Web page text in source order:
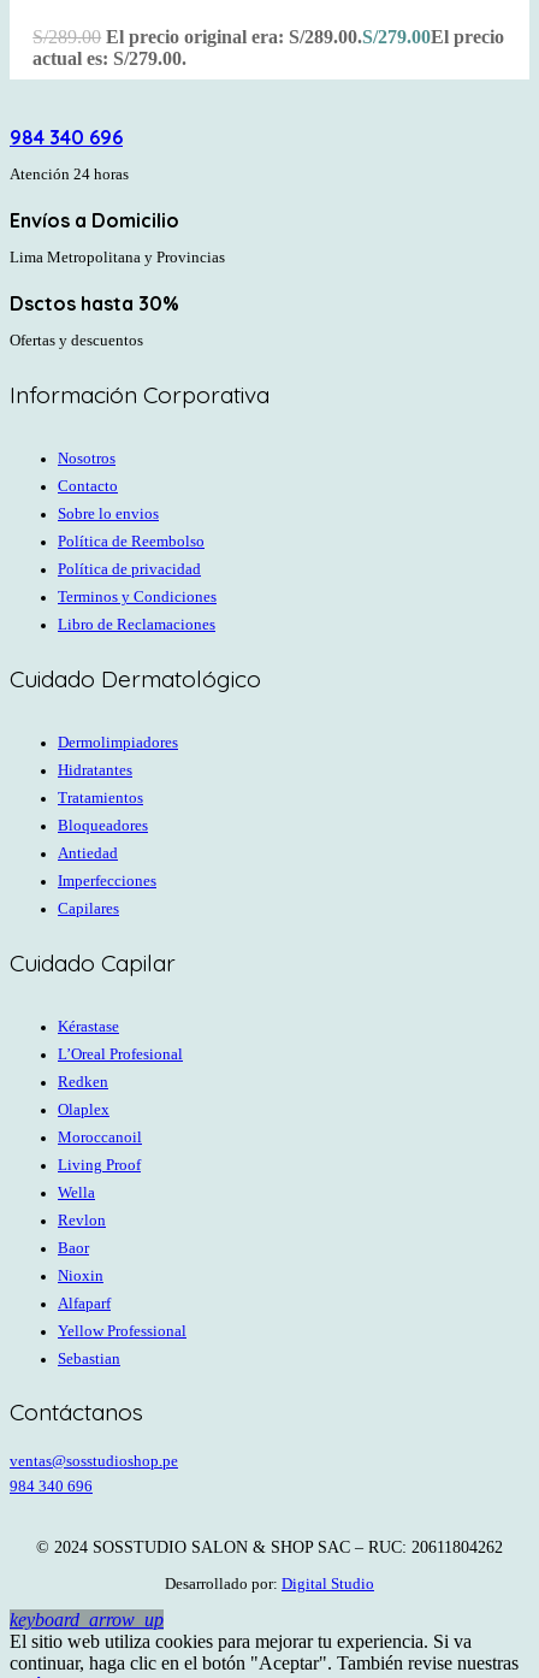
S/289.00 El precio original era: S/289.00.S/279.00El precio
actual es: S/279.00.
984 340 696
Atención 24 horas
Envíos a Domicilio
Lima Metropolitana y Provincias
Dsctos hasta 30%
Ofertas y descuentos
Información Corporativa
Nosotros
Contacto
Sobre lo envios
Política de Reembolso
Política de privacidad
Terminos y Condiciones
Libro de Reclamaciones
Cuidado Dermatológico
Dermolimpiadores
Hidratantes
Tratamientos
Bloqueadores
Antiedad
Imperfecciones
Capilares
Cuidado Capilar
Kérastase
L’Oreal Profesional
Redken
Olaplex
Moroccanoil
Living Proof
Wella
Revlon
Baor
Nioxin
Alfaparf
Yellow Professional
Sebastian
Contáctanos
ventas@sosstudioshop.pe
984 340 696
© 2024 SOSSTUDIO SALON & SHOP SAC – RUC: 20611804262
Desarrollado por: Digital Studio
keyboard_arrow_up
El sitio web utiliza cookies para mejorar tu experiencia. Si va
continuar, haga clic en el botón "Aceptar". También revise nuestras